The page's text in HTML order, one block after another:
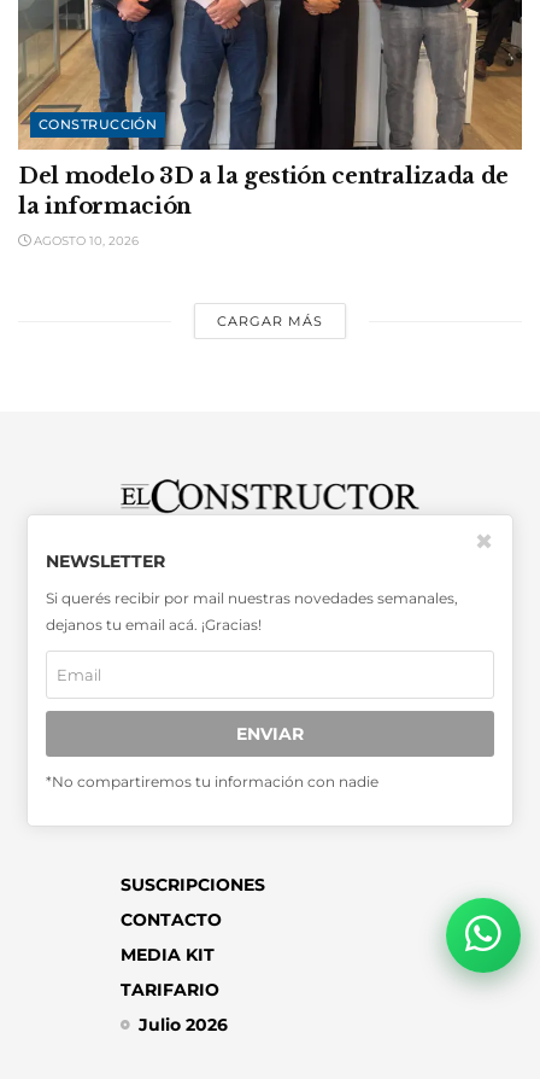
CONSTRUCCIÓN
Del modelo 3D a la gestión centralizada de
la información
AGOSTO 10, 2026
CARGAR MÁS
SABER MÁS >>
OTRAS PUBLICACIONES >>
Entidades Periodísticas Argentinas
SUSCRIPCIONES
CONTACTO
MEDIA KIT
TARIFARIO
Julio 2026
NEWSLETTER
Si querés recibir por mail nuestras novedades semanales,
dejanos tu email acá. ¡Gracias!
ENVIAR
*No compartiremos tu información con nadie
✖